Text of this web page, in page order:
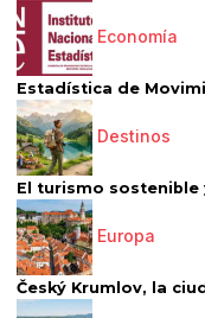
Economía
Estadística de
Destinos
El turismo sostenible
Europa
Český Krumlov, la